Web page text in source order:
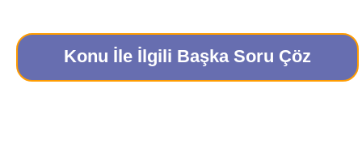
Konu İle İlgili Başka Soru Çöz